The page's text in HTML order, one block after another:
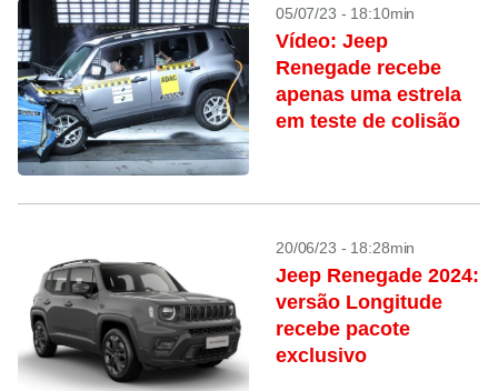
05/07/23 - 18:10min
Vídeo: Jeep
Renegade recebe
apenas uma estrela
em teste de colisão
20/06/23 - 18:28min
Jeep Renegade 2024:
versão Longitude
recebe pacote
exclusivo